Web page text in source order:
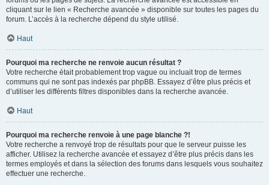
cliquant sur le lien « Recherche avancée » disponible sur toutes les pages du
forum. L’accès à la recherche dépend du style utilisé.
Haut
Pourquoi ma recherche ne renvoie aucun résultat ?
Votre recherche était probablement trop vague ou incluait trop de termes
communs qui ne sont pas indexés par phpBB. Essayez d’être plus précis et
d’utiliser les différents filtres disponibles dans la recherche avancée.
Haut
Pourquoi ma recherche renvoie à une page blanche ?!
Votre recherche a renvoyé trop de résultats pour que le serveur puisse les
afficher. Utilisez la recherche avancée et essayez d’être plus précis dans les
termes employés et dans la sélection des forums dans lesquels vous souhaitez
effectuer une recherche.